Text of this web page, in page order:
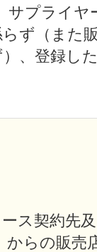
プライヤ
ず（また
、登録し
ース契約先
らの販売